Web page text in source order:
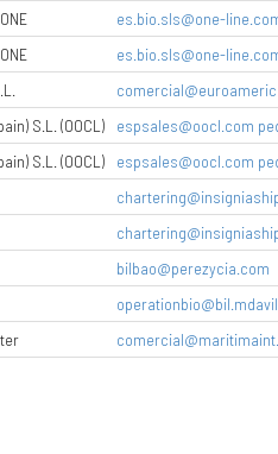
es.bio.sls@one-
es.bio.sls@one-
S.L. (OOCL)
espsales@oocl.com
S.L. (OOCL)
espsales@oocl.com
bilbao@perezycia.com